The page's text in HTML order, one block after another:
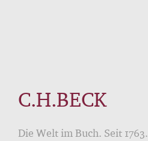
C.H.BECK
Die Welt im Buch. Seit 1763.